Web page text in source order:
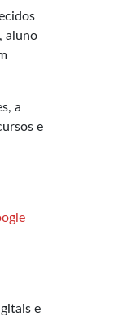
aluno
a
e
e